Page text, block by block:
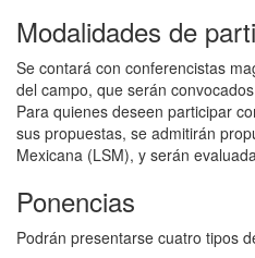
Modalidades de
Se contará con conferencistas
del campo, que serán
Para quienes deseen participar
sus propuestas, se admitirán
Mexicana (LSM), y serán
Ponencias
Podrán presentarse cuatro tipos